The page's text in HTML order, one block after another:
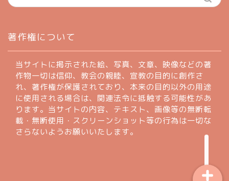
著作権について
当サイトに掲示された絵、写真、文章、映像などの著
作物一切は信仰、教会の親睦、宣教の目的に創作さ
れ、著作権が保護されており、本来の目的以外の用途
に使用される場合は、関連法令に抵触する可能性があ
ります。当サイトの内容、テキスト、画像等の無断転
載・無断使用・スクリーンショット等の行為は一切な
さらないようお願いいたします。
profile
著作権について
お問い合わせフォーム